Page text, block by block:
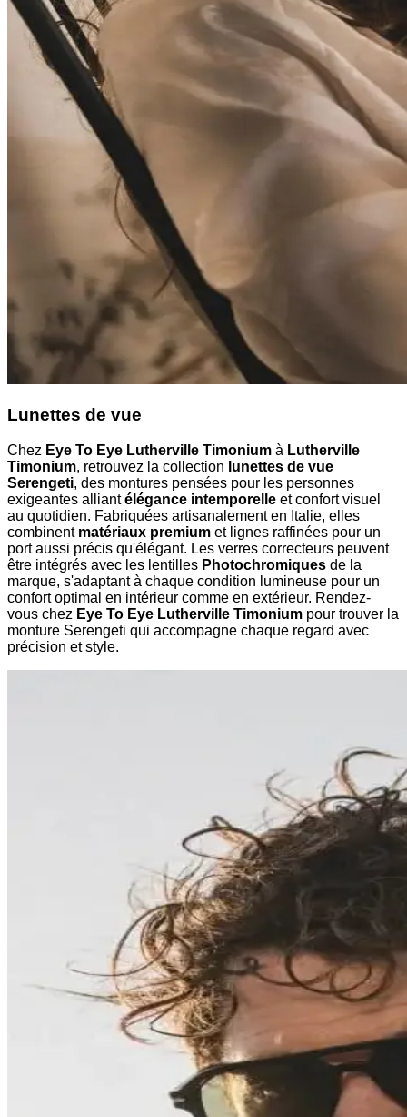
Lunettes de vue
Chez Eye To Eye Lutherville Timonium à Lutherville
Timonium, retrouvez la collection lunettes de vue
Serengeti, des montures pensées pour les personnes
exigeantes alliantélégance intemporelle et confort visuel
au quotidien. Fabriquées artisanalement en Italie, elles
combinent matériaux premium et lignes raffinées pour un
port aussi précis qu'élégant. Les verres correcteurs peuvent
être intégrés avec les lentilles Photochromiques de la
marque, s'adaptant à chaque condition lumineuse pour un
confort optimal en intérieur comme en extérieur. Rendez-
vous chez Eye To Eye Lutherville Timonium pour trouver la
monture Serengeti qui accompagne chaque regard avec
précision et style.